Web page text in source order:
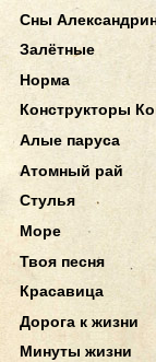
Сны
Залётные
Норма
Конструкторы
Алые паруса
Атомный рай
Стулья
Море
Твоя песня
Красавица
Дорога к жизни
Минуты жизни